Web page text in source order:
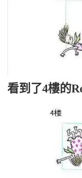
看到了4樓的